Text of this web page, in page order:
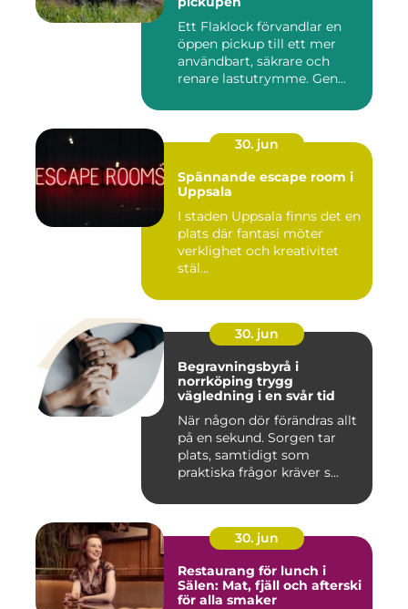
Ett Flaklock förvandlar en
öppen pickup till ett mer
användbart, säkrare och
renare lastutrymme. Gen...
30. jun
Spännande escape room i
Uppsala
I staden Uppsala finns det en
plats där fantasi möter
verklighet och kreativitet
stäl...
30. jun
Begravningsbyrå i
norrköping trygg
vägledning i en svår tid
När någon dör förändras allt
på en sekund. Sorgen tar
plats, samtidigt som
praktiska frågor kräver s...
30. jun
Restaurang för lunch i
Sälen: Mat, fjäll och afterski
för alla smaker